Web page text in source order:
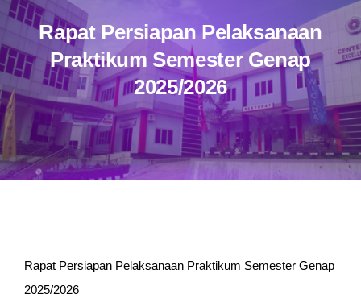
Virtual Tour
Tentang
Akademik
Kemahasiswaan
Rapat Persiapan Pelaksanaan
Praktikum Semester Genap
2025/2026
Rapat Persiapan Pelaksanaan Praktikum Semester Genap
2025/2026